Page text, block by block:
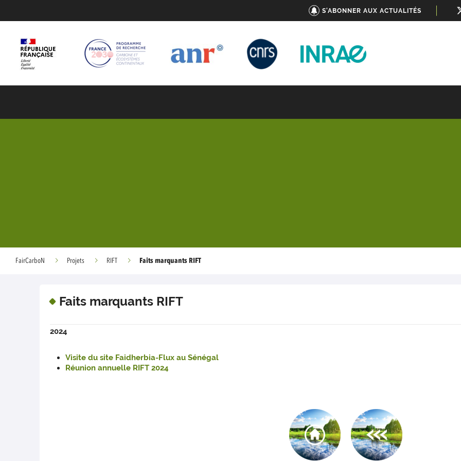
S'ABONNER AUX ACTUALITÉS
FairCarboN Projets RIFT Faits marquants RIFT
Faits marquants RIFT
2024
Visite du site Faidherbia-Flux au Sénégal
Réunion annuelle RIFT 2024